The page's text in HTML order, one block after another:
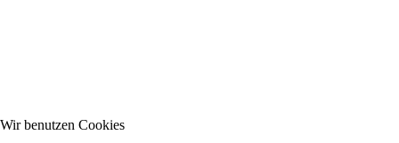
Wir benutzen Cookies